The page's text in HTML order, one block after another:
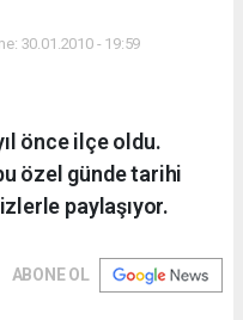
30.01.2010 - 19:59
önce ilçe oldu.
özel günde tarihi
paylaşıyor.
ABONE OL